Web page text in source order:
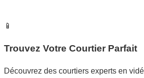
📱
Trouvez Votre Courtier Parfait
Découvrez des courtiers experts en